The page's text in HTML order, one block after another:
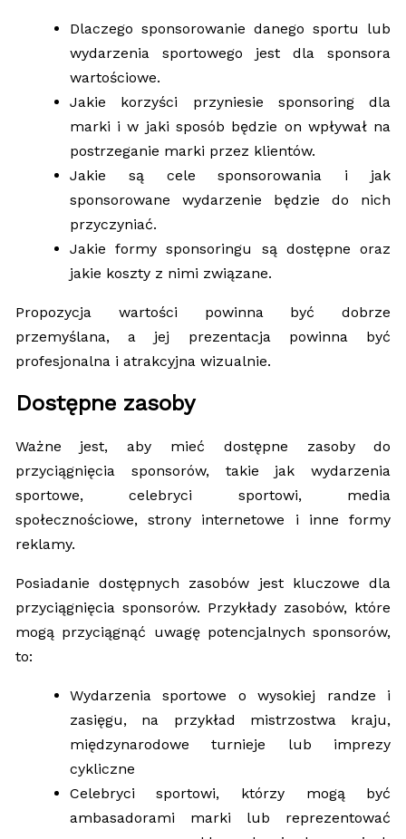
Dlaczego sponsorowanie danego sportu lub
wydarzenia sportowego jest dla sponsora
wartościowe.
Jakie korzyści przyniesie sponsoring dla
marki i w jaki sposób będzie on wpływał na
postrzeganie marki przez klientów.
Jakie są cele sponsorowania i jak
sponsorowane wydarzenie będzie do nich
przyczyniać.
Jakie formy sponsoringu są dostępne oraz
jakie koszty z nimi związane.
Propozycja wartości powinna być dobrze
przemyślana, a jej prezentacja powinna być
profesjonalna i atrakcyjna wizualnie.
Dostępne zasoby
Ważne jest, aby mieć dostępne zasoby do
przyciągnięcia sponsorów, takie jak wydarzenia
sportowe, celebryci sportowi, media
społecznościowe, strony internetowe i inne formy
reklamy.
Posiadanie dostępnych zasobów jest kluczowe dla
przyciągnięcia sponsorów. Przykłady zasobów, które
mogą przyciągnąć uwagę potencjalnych sponsorów,
to:
Wydarzenia sportowe o wysokiej randze i
zasięgu, na przykład mistrzostwa kraju,
międzynarodowe turnieje lub imprezy
cykliczne
Celebryci sportowi, którzy mogą być
ambasadorami marki lub reprezentować